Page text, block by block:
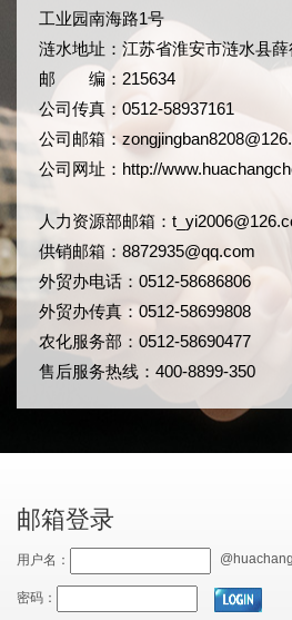
工业园南海路1号
涟水地址：江苏省淮安市涟水县
邮 编：215634
公司传真：0512-58937161
公司邮箱：
公司网址： http://
人力资源部邮箱：
供销邮箱：8872935@qq.com
外贸办电话：0512-58686806
外贸办传真：0512-58699808
农化服务部：0512-58690477
售后服务热线：400-8899-350
邮箱登录
用户名：
密码：